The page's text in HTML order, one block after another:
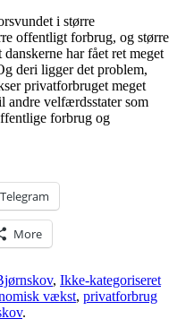
i større
offentligt forbrug, og større
har fået ret meget
deri ligger det problem,
privatforbruget meget
andre velfærdsstater som
forbrug og
Telegram
More
, Ikke-kategoriseret
vækst, privatforbrug
.